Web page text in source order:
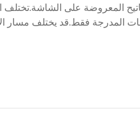
المعروضة على
المدرجة فقط.قد يختلف مسار